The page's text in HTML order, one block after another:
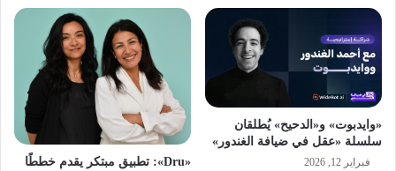
«وايدبوت» و«الدحيح» يُطلقان
سلسلة «عقل في ضيافة الغندور»
فبراير 12, 2026
«Dru»: تطبيق مبتكر يقدم خططًا